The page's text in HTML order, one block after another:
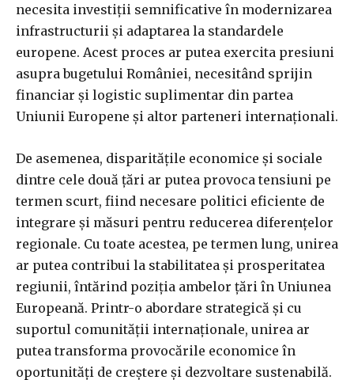
necesita investiții semnificative în modernizarea
infrastructurii și adaptarea la standardele
europene. Acest proces ar putea exercita presiuni
asupra bugetului României, necesitând sprijin
financiar și logistic suplimentar din partea
Uniunii Europene și altor parteneri internaționali.
De asemenea, disparitățile economice și sociale
dintre cele două țări ar putea provoca tensiuni pe
termen scurt, fiind necesare politici eficiente de
integrare și măsuri pentru reducerea diferențelor
regionale. Cu toate acestea, pe termen lung, unirea
ar putea contribui la stabilitatea și prosperitatea
regiunii, întărind poziția ambelor țări în Uniunea
Europeană. Printr-o abordare strategică și cu
suportul comunității internaționale, unirea ar
putea transforma provocările economice în
oportunități de creștere și dezvoltare sustenabilă.